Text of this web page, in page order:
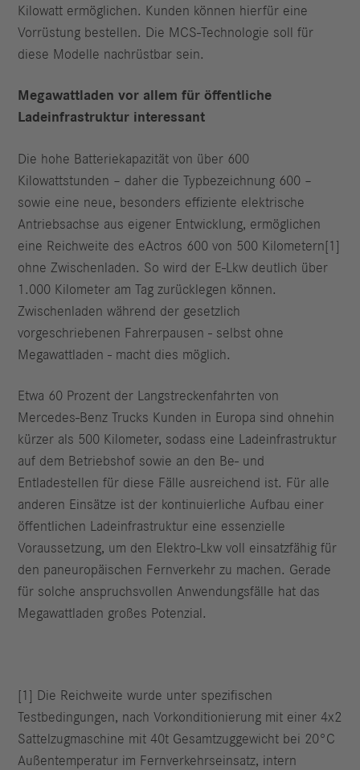
Kilowatt ermöglichen. Kunden können hierfür eine
Vorrüstung bestellen. Die MCS-Technologie soll für
diese Modelle nachrüstbar sein.
Megawattladen vor allem für öffentliche
Ladeinfrastruktur interessant
Die hohe Batteriekapazität von über 600
Kilowattstunden – daher die Typbezeichnung 600 –
sowie eine neue, besonders effiziente elektrische
Antriebsachse aus eigener Entwicklung, ermöglichen
eine Reichweite des eActros 600 von 500 Kilometern[1]
ohne Zwischenladen. So wird der E-Lkw deutlich über
1.000 Kilometer am Tag zurücklegen können.
Zwischenladen während der gesetzlich
vorgeschriebenen Fahrerpausen - selbst ohne
Megawattladen - macht dies möglich.
Etwa 60 Prozent der Langstreckenfahrten von
Mercedes-Benz Trucks Kunden in Europa sind ohnehin
kürzer als 500 Kilometer, sodass eine Ladeinfrastruktur
auf dem Betriebshof sowie an den Be- und
Entladestellen für diese Fälle ausreichend ist. Für alle
anderen Einsätze ist der kontinuierliche Aufbau einer
öffentlichen Ladeinfrastruktur eine essenzielle
Voraussetzung, um den Elektro-Lkw voll einsatzfähig für
den paneuropäischen Fernverkehr zu machen. Gerade
für solche anspruchsvollen Anwendungsfälle hat das
Megawattladen großes Potenzial.
[1] Die Reichweite wurde unter spezifischen
Testbedingungen, nach Vorkonditionierung mit einer 4x2
Sattelzugmaschine mit 40t Gesamtzuggewicht bei 20°C
Außentemperatur im Fernverkehrseinsatz, intern